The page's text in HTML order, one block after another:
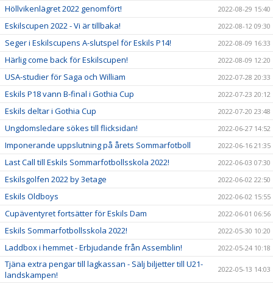
Höllvikenlägret 2022 genomfört! 2022-08-29 15:40
Eskilscupen 2022 - Vi är tillbaka! 2022-08-12 09:30
Seger i Eskilscupens A-slutspel för Eskils P14! 2022-08-09 16:33
Härlig come back för Eskilscupen! 2022-08-09 12:20
USA-studier för Saga och William 2022-07-28 20:33
Eskils P18 vann B-final i Gothia Cup 2022-07-23 20:12
Eskils deltar i Gothia Cup 2022-07-20 23:48
Ungdomsledare sökes till flicksidan! 2022-06-27 14:52
Imponerande uppslutning på årets Sommarfotboll 2022-06-16 21:35
Last Call till Eskils Sommarfotbollsskola 2022! 2022-06-03 07:30
Eskilsgolfen 2022 by 3etage 2022-06-02 22:50
Eskils Oldboys 2022-06-02 15:55
Cupäventyret fortsätter för Eskils Dam 2022-06-01 06:56
Eskils Sommarfotbollsskola 2022! 2022-05-30 10:20
Laddbox i hemmet - Erbjudande från Assemblin! 2022-05-24 10:18
Tjäna extra pengar till lagkassan - Sälj biljetter till U21-
landskampen!
2022-05-13 14:03